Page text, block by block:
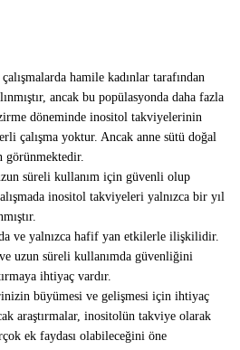
hamile kadınlar tarafından
ancak bu popülasyonda daha fazla
döneminde inositol takviyelerinin
çalışma yoktur. Ancak anne sütü doğal
görünmektedir.
süreli kullanım için güvenli olup
inositol takviyeleri yalnızca bir yıl
ve yalnızca hafif yan etkilerle ilişkilidir.
uzun süreli kullanımda güvenliğini
ihtiyaç vardır.
büyümesi ve gelişmesi için ihtiyaç
araştırmalar, inositolün takviye olarak
ek faydası olabileceğini öne